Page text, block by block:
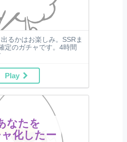
るかはお楽しみ。SSRま
定のガチャです。4時間
Play
なたを
化したー